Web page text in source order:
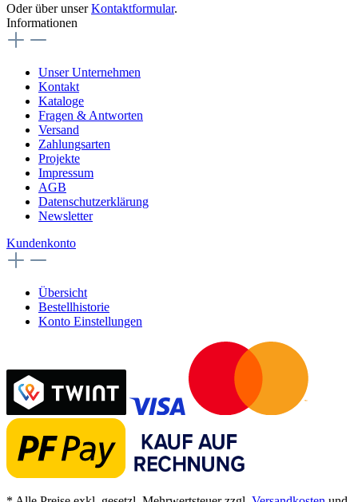
Oder über unserKontaktformular.
Informationen
Unser Unternehmen
Kontakt
Kataloge
Fragen & Antworten
Versand
Zahlungsarten
Projekte
Impressum
AGB
Datenschutzerklärung
Newsletter
Kundenkonto
Übersicht
Bestellhistorie
Konto Einstellungen